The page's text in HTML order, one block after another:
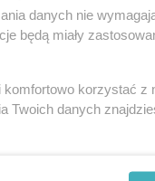
danych nie
będą miały
komfortowo korzystać z
Twoich danych